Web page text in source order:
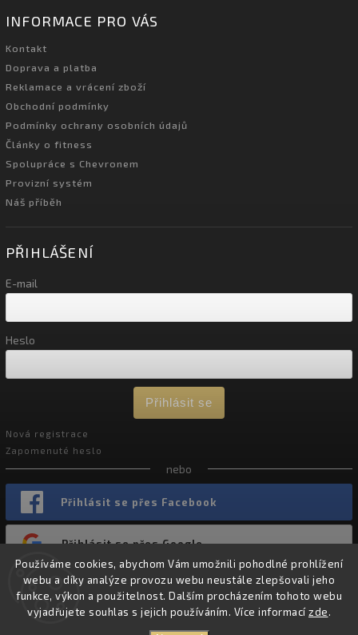
Používáme cookies, abychom Vám umožnili pohodlné prohlížení
webu a díky analýze provozu webu neustále zlepšovali jeho
funkce, výkon a použitelnost. Dalším procházením tohoto webu
vyjadřujete souhlas s jejich používáním. Více informacízde.
INFORMACE PRO VÁS
Kontakt
Doprava a platba
Reklamace a vrácení zboží
Obchodní podmínky
Podmínky ochrany osobních údajů
Články o fitness
Spolupráce s Chevronem
Provizní systém
Náš příběh
PŘIHLÁŠENÍ
E-mail
Heslo
Přihlásit se
Nová registrace
Zapomenuté heslo
nebo
Přihlásit se přes Facebook
Přihlásit se přes Google
Chevron Nutrition. Všechna práva vyhrazena.